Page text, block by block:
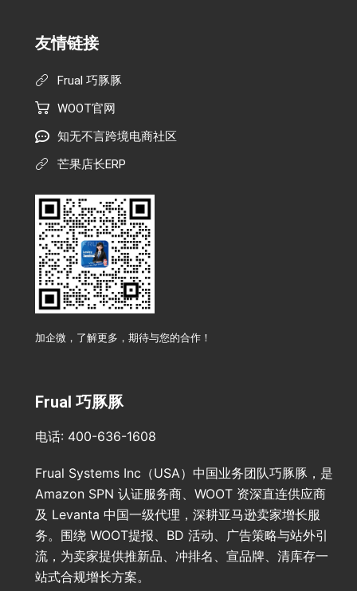
友情链接
Frual 巧豚豚
WOOT官网
知无不言跨境电商社区
芒果店长ERP
加企微，了解更多，期待与您的合作！
Frual 巧豚豚
电话: 400-636-1608
Frual Systems Inc（USA）中国业务团队巧豚豚，是
Amazon SPN 认证服务商、WOOT 资深直连供应商
及 Levanta 中国一级代理，深耕亚马逊卖家增长服
务。围绕 WOOT提报、BD 活动、广告策略与站外引
流，为卖家提供推新品、冲排名、宣品牌、清库存一
站式合规增长方案。